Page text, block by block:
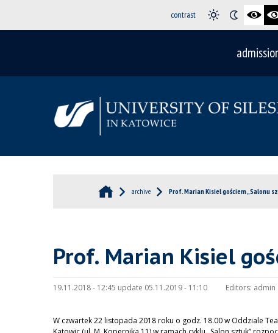
contrast
archive Prof. Marian Kisiel gościem „Salonu
Prof. Marian Kisiel
19.11.2018 - 12:45 update 05.11.2019 - 11:10 Editors: admin
W czwartek 22 listopada 2018 roku o godz. 18.00 w Oddziale